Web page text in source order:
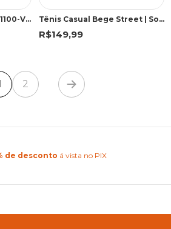
RASTEIRA VIZZANO 6531100-VIZ BRANCO OFF/CAMEL Tênis Casual Bege Street | Sound
R$149,99
2
de desconto á vista no PIX